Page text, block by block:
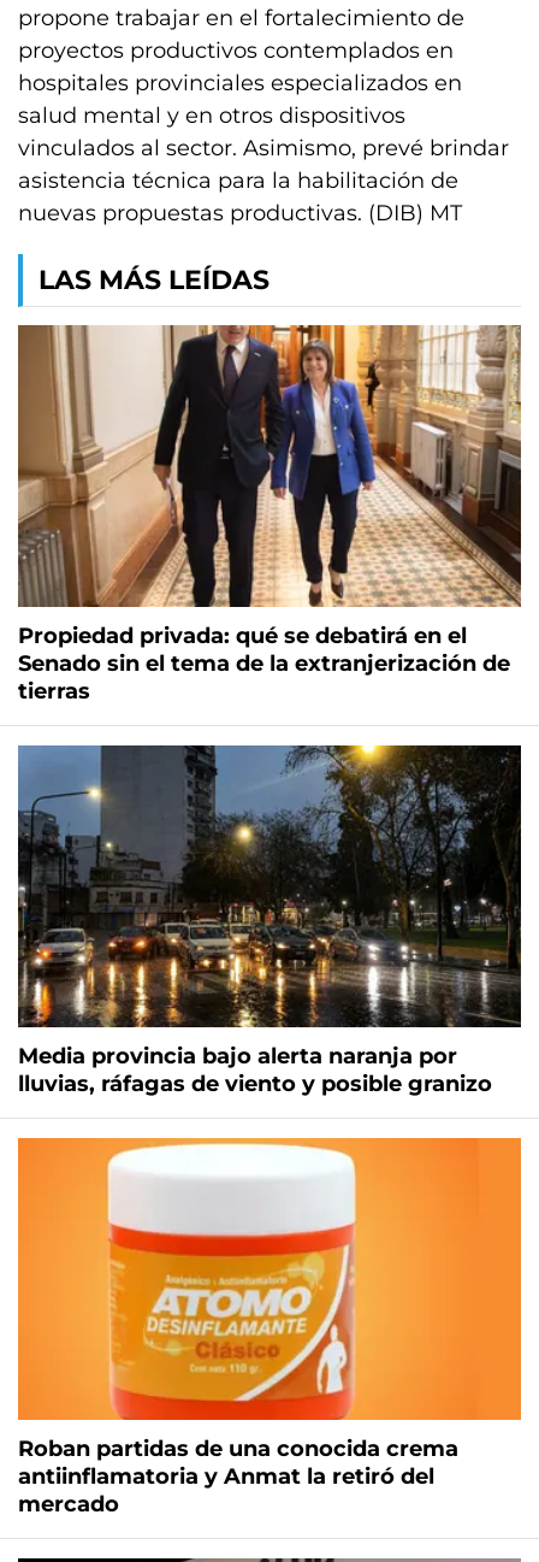
propone trabajar en el fortalecimiento de
proyectos productivos contemplados en
hospitales provinciales especializados en
salud mental y en otros dispositivos
vinculados al sector. Asimismo, prevé brindar
asistencia técnica para la habilitación de
nuevas propuestas productivas. (DIB) MT
LAS MÁS LEÍDAS
Propiedad privada: qué se debatirá en el
Senado sin el tema de la extranjerización de
tierras
Media provincia bajo alerta naranja por
lluvias, ráfagas de viento y posible granizo
Roban partidas de una conocida crema
antiinflamatoria y Anmat la retiró del
mercado